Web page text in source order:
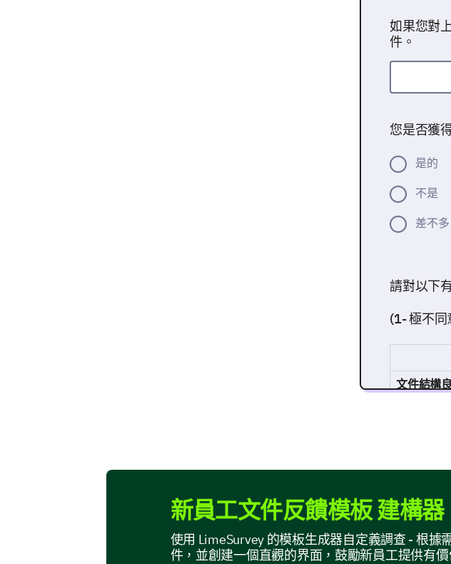
如果您對
件。
您是否獲
是的
不是
差不
請對以下
(1- 極不同
文件結構
特定文件
以下問題將
新員工文件反饋模板 建構器
使用 LimeSurvey 的模板生成器自定義調查 - 根據
件，並創建一個直觀的界面，鼓勵新員工提供有價